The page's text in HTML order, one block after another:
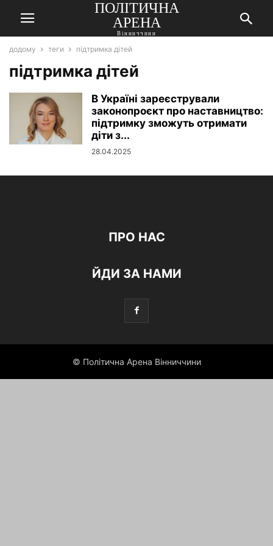
ПОЛІТИЧНА
АРЕНА
Вінниччини
додому теги підтримка дітей
підтримка дітей
В Україні зареєстрували
законопроєкт про наставництво:
підтримку зможуть отримати
діти з...
28.04.2025
ПРО НАС
ЙДИ ЗА НАМИ
© Політична Арена Вінниччини